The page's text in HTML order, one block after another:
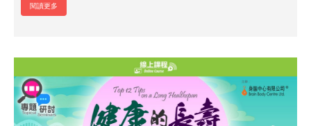
閱讀更多